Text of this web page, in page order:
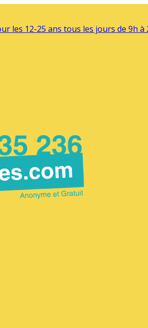
les 12-25 ans tous les jours de 9h à